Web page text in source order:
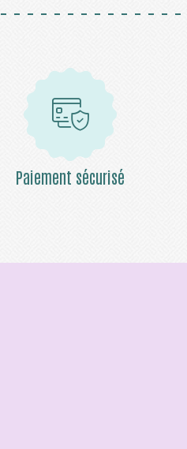
Paiement sécurisé